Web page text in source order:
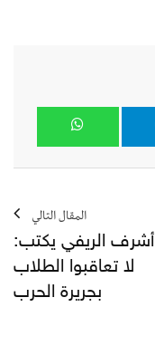
المقال التالي
أشرف الريفي يكتب:
لا تعاقبوا الطلاب
بجريرة الحرب